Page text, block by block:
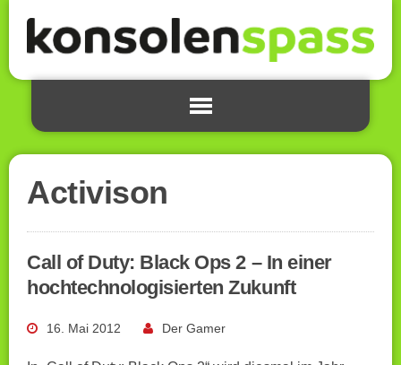
Activison
Call of Duty: Black Ops 2 – In einer
hochtechnologisierten Zukunft
16. Mai 2012 Der Gamer